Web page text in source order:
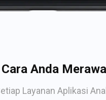
Anda
Layanan Aplikasi